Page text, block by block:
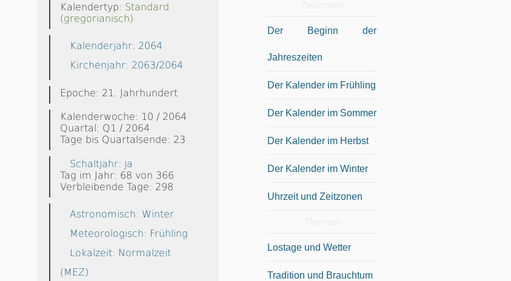
Kalendertyp: Standard
(gregorianisch)
Kalenderjahr: 2064
Kirchenjahr: 2063/2064
Epoche: 21. Jahrhundert
Kalenderwoche: 10 / 2064
Quartal: Q1 / 2064
Tage bis Quartalsende: 23
Schaltjahr: ja
Tag im Jahr: 68 von 366
Verbleibende Tage: 298
Astronomisch: Winter
Meteorologisch: Frühling
Lokalzeit: Normalzeit
(MEZ)
Der Beginn der
Jahreszeiten
Der Kalender im Frühling
Der Kalender im Sommer
Der Kalender im Herbst
Der Kalender im Winter
Uhrzeit und Zeitzonen
Lostage und Wetter
Tradition und Brauchtum